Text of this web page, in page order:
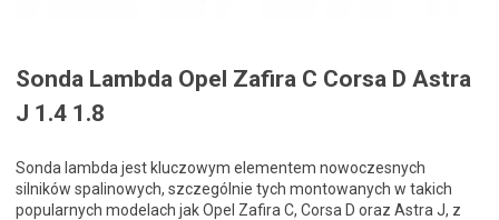
Sonda Lambda Opel Zafira C Corsa D Astra
J 1.4 1.8
Sonda lambda jest kluczowym elementem nowoczesnych
silników spalinowych, szczególnie tych montowanych w takich
popularnych modelach jak Opel Zafira C, Corsa D oraz Astra J, z